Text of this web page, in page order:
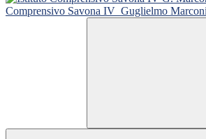
Comprensivo Savona IV Guglielmo Marconi